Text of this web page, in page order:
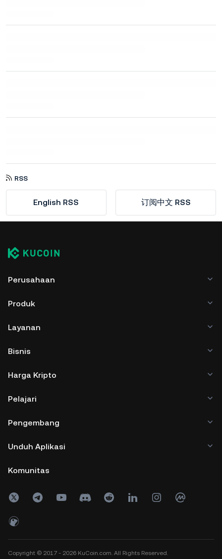
RSS
English RSS 订阅中文 RSS
Perusahaan
Produk
Layanan
Bisnis
Harga Kripto
Pelajari
Pengembang
Unduh Aplikasi
Komunitas
Copyright © 2017 - 2026 KuCoin.com. All Rights Reserved.